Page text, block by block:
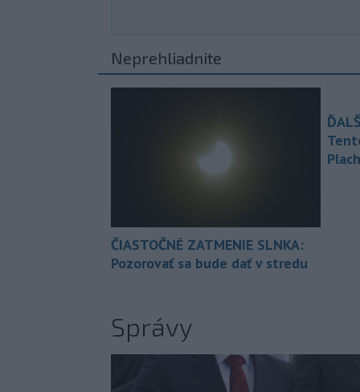
Neprehliadnite
ČIASTOČNÉ ZATMENIE SLNKA:
Pozorovať sa bude dať v stredu
Správy